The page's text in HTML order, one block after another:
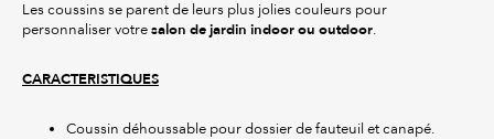
Les coussins se parent de leurs plus jolies couleurs pour
personnaliser votre salon de jardin indoor ou outdoor.
CARACTERISTIQUES
Coussin déhoussable pour dossier de fauteuil et canapé.